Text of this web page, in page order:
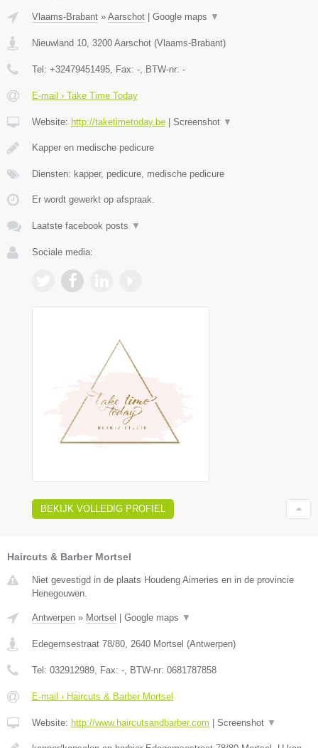
Vlaams-Brabant » Aarschot Google maps ▼
Nieuwland 10, 3200 Aarschot (Vlaams-Brabant)
Tel: +32479451495, Fax: -, BTW-nr: -
E-mail › Take Time Today
Website: http://taketimetoday.be Screenshot ▼
Kapper en medische pedicure
Diensten: kapper, pedicure, medische pedicure
Er wordt gewerkt op afspraak.
Laatste facebook posts ▼
Sociale media:
BEKIJK VOLLEDIG PROFIEL
Haircuts & Barber Mortsel
Niet gevestigd in de plaats Houdeng Aimeries en in de provincie
Henegouwen.
Antwerpen » Mortsel Google maps ▼
Edegemsestraat 78/80, 2640 Mortsel (Antwerpen)
Tel: 032912989, Fax: -, BTW-nr: 0681787858
E-mail › Haircuts & Barber Mortsel
Website: http://www.haircutsandbarber.com Screenshot ▼